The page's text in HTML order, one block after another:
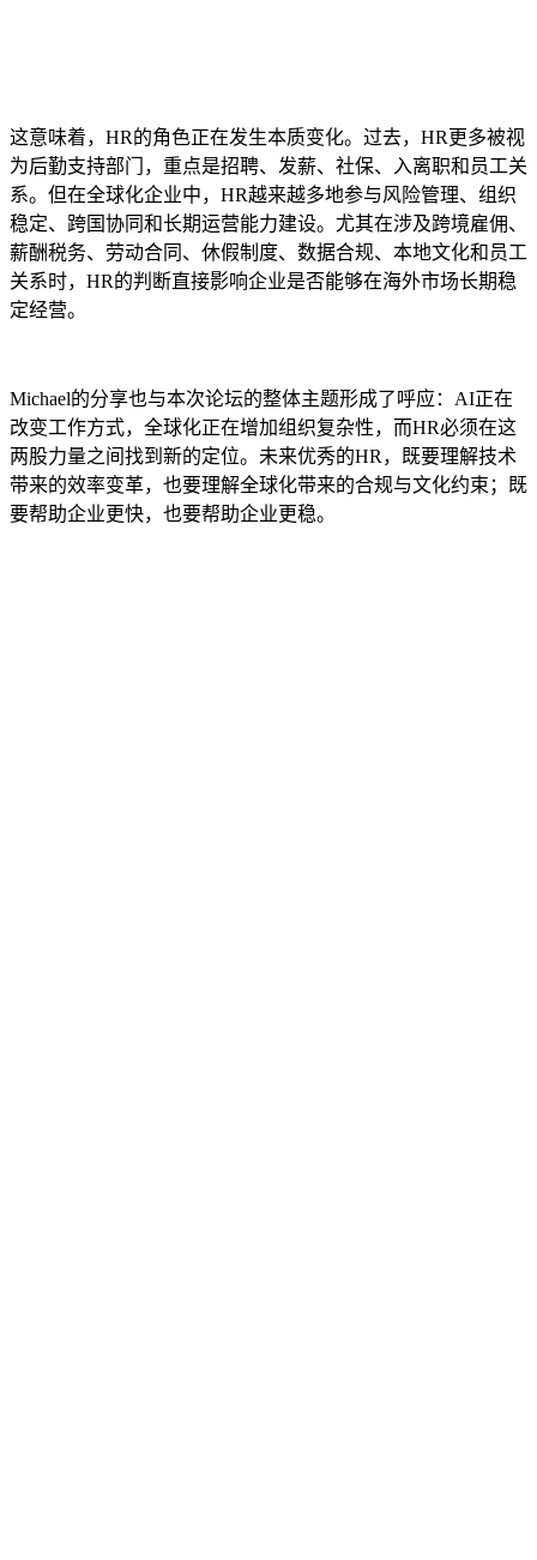
这意味着，HR的角色正在发生本质变化。过去，HR更多被视
为后勤支持部门，重点是招聘、发薪、社保、入离职和员工关
系。但在全球化企业中，HR越来越多地参与风险管理、组织
稳定、跨国协同和长期运营能力建设。尤其在涉及跨境雇佣、
薪酬税务、劳动合同、休假制度、数据合规、本地文化和员工
关系时，HR的判断直接影响企业是否能够在海外市场长期稳
定经营。
Michael的分享也与本次论坛的整体主题形成了呼应：AI正在
改变工作方式，全球化正在增加组织复杂性，而HR必须在这
两股力量之间找到新的定位。未来优秀的HR，既要理解技术
带来的效率变革，也要理解全球化带来的合规与文化约束；既
要帮助企业更快，也要帮助企业更稳。